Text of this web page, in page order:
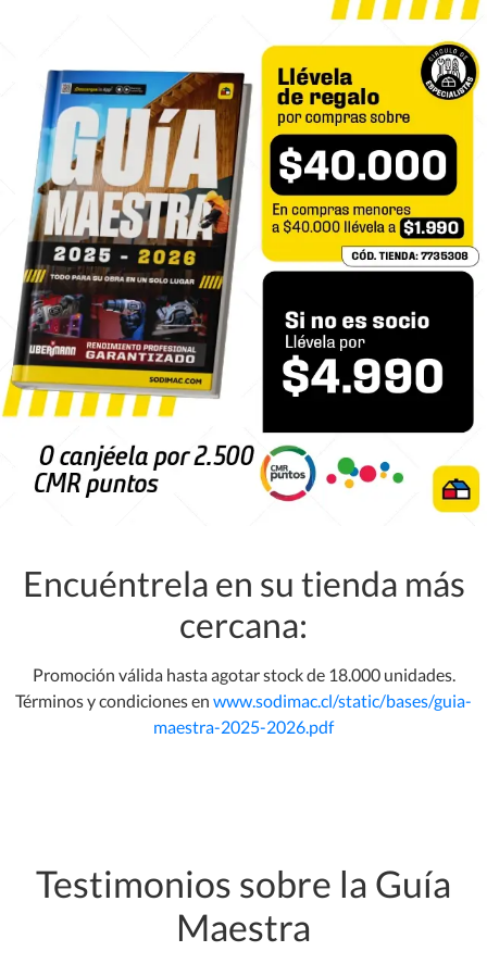
Encuéntrela en su tienda más
cercana:
Promoción válida hasta agotar stock de 18.000 unidades.
Términos y condiciones en www.sodimac.cl/static/bases/guia-
maestra-2025-2026.pdf
Testimonios sobre la Guía
Maestra